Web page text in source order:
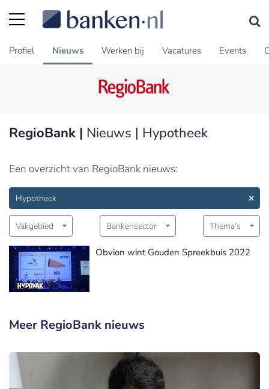
Profiel Nieuws Werken bij Vacatures Events
RegioBank | Nieuws | Hypotheek
Een overzicht van RegioBank nieuws:
Hypotheek
Vakgebied Bankensector Thema's
Obvion wint Gouden Spreekbuis 2022
Meer RegioBank nieuws